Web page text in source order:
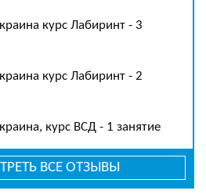
курс Лабиринт - 3
курс Лабиринт - 2
курс ВСД - 1 занятие
ВСЕ ОТЗЫВЫ